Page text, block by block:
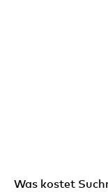
Was kostet